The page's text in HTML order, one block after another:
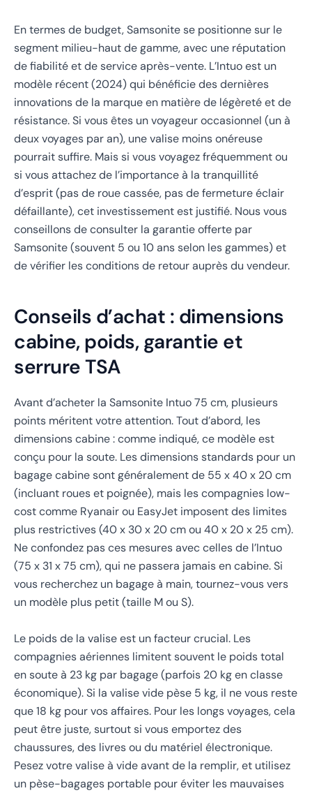
En termes de budget, Samsonite se positionne sur le
segment milieu-haut de gamme, avec une réputation
de fiabilité et de service après-vente. L’Intuo est un
modèle récent (2024) qui bénéficie des dernières
innovations de la marque en matière de légèreté et de
résistance. Si vous êtes un voyageur occasionnel (un à
deux voyages par an), une valise moins onéreuse
pourrait suffire. Mais si vous voyagez fréquemment ou
si vous attachez de l’importance à la tranquillité
d’esprit (pas de roue cassée, pas de fermeture éclair
défaillante), cet investissement est justifié. Nous vous
conseillons de consulter la garantie offerte par
Samsonite (souvent 5 ou 10 ans selon les gammes) et
de vérifier les conditions de retour auprès du vendeur.
Conseils d’achat : dimensions
cabine, poids, garantie et
serrure TSA
Avant d’acheter la Samsonite Intuo 75 cm, plusieurs
points méritent votre attention. Tout d’abord, les
dimensions cabine : comme indiqué, ce modèle est
conçu pour la soute. Les dimensions standards pour un
bagage cabine sont généralement de 55 x 40 x 20 cm
(incluant roues et poignée), mais les compagnies low-
cost comme Ryanair ou EasyJet imposent des limites
plus restrictives (40 x 30 x 20 cm ou 40 x 20 x 25 cm).
Ne confondez pas ces mesures avec celles de l’Intuo
(75 x 31 x 75 cm), qui ne passera jamais en cabine. Si
vous recherchez un bagage à main, tournez-vous vers
un modèle plus petit (taille M ou S).
Le poids de la valise est un facteur crucial. Les
compagnies aériennes limitent souvent le poids total
en soute à 23 kg par bagage (parfois 20 kg en classe
économique). Si la valise vide pèse 5 kg, il ne vous reste
que 18 kg pour vos affaires. Pour les longs voyages, cela
peut être juste, surtout si vous emportez des
chaussures, des livres ou du matériel électronique.
Pesez votre valise à vide avant de la remplir, et utilisez
un pèse-bagages portable pour éviter les mauvaises